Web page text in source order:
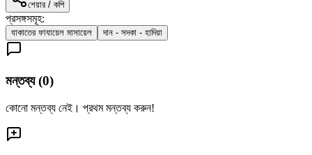
শেয়ার / কপি
প্রসঙ্গসমূহ:
যাকাতের ফাযায়েল মাসায়েল দান - সদকা - হাদিয়া
মন্তব্য (0)
কোনো মন্তব্য নেই। প্রথম মন্তব্য করুন!